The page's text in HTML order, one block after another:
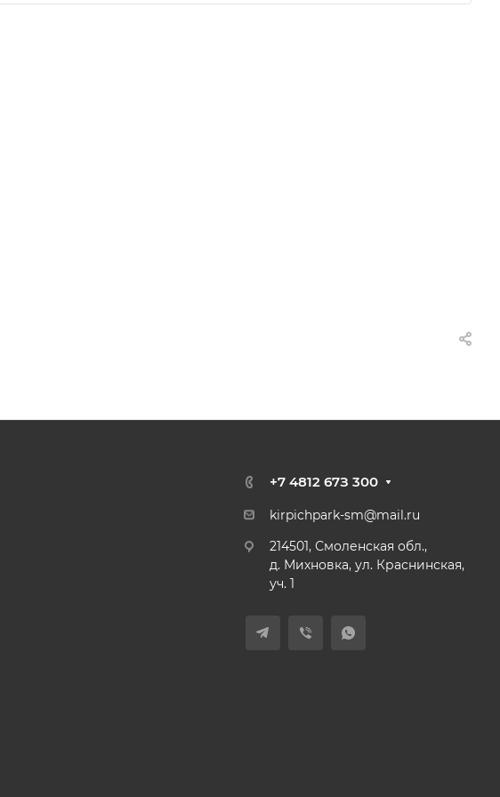
+7 4812 67З 300
kirpichpark-sm@mail.ru
214501, Смоленская обл.,
д. Михновка, ул. Краснинская,
уч. 1